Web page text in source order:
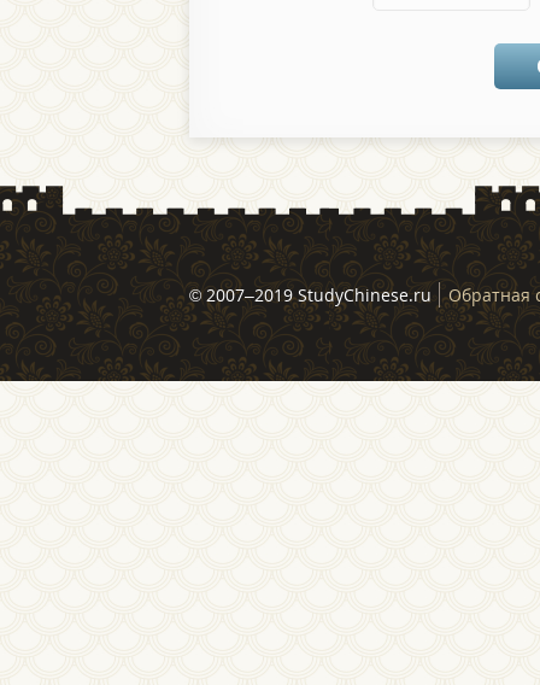
© 2007–2019 StudyChinese.ru Обратная